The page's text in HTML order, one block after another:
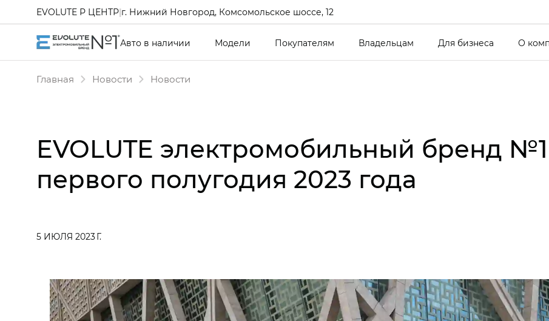
EVOLUTE Р ЦЕНТР|г. Нижний Новгород, Комсомольское шоссе, 12
Авто в наличии Модели Покупателям Владельцам Для бизнеса О
Главная Новости Новости
EVOLUTE электромобильный бренд
первого полугодия 2023 года
5 ИЮЛЯ 2023 Г.